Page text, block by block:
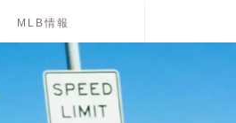
MLB情報